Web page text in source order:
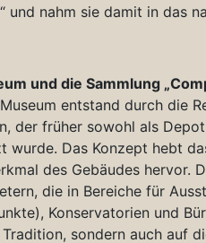
und nahm sie damit in das
und die Sammlung
entstand durch die
der früher sowohl als
wurde. Das Konzept hebt
des Gebäudes hervor.
die in Bereiche für
Konservatorien und
sondern auch auf